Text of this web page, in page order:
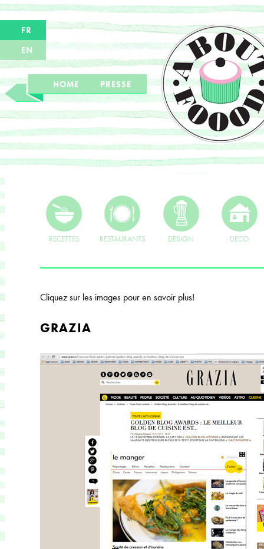
FR
EN
HOME PRESSE
RECETTES RESTAURANTS DESIGN DECO
Cliquez sur les images pour en savoir plus!
GRAZIA